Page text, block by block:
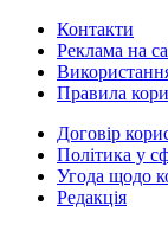
Контакти
Реклама на
Правила
Договір
Політика у
Угода щодо
Редакція